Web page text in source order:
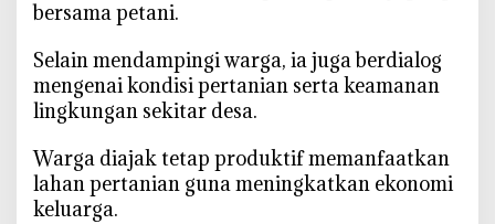
n
g
r
e
bersama petani.
Selain mendampingi warga, ia juga berdialog
mengenai kondisi pertanian serta keamanan
lingkungan sekitar desa.
‎Warga diajak tetap produktif memanfaatkan
lahan pertanian guna meningkatkan ekonomi
keluarga.